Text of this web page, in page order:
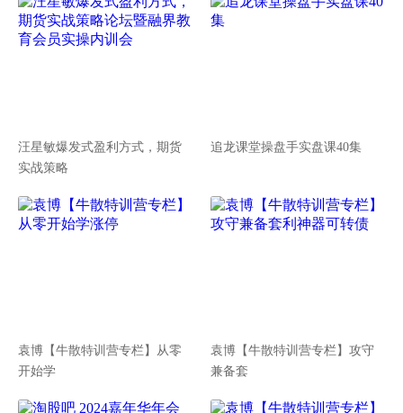
汪星敏爆发式盈利方式，期货
实战策略
追龙课堂操盘手实盘课40集
袁博【牛散特训营专栏】从零
开始学
袁博【牛散特训营专栏】攻守
兼备套